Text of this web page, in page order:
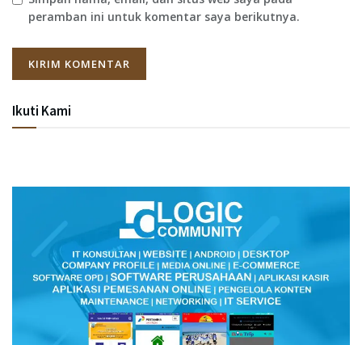
peramban ini untuk komentar saya berikutnya.
Ikuti Kami